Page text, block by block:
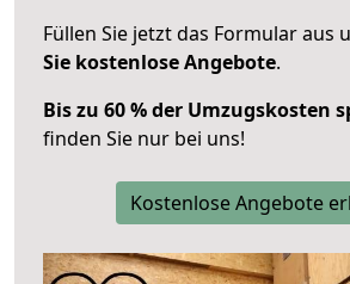
Füllen Sie jetzt das Formular aus
Sie kostenlose Angebote.
Bis zu 60 % der Umzugskosten
finden Sie nur bei uns!
Kostenlose Angebote